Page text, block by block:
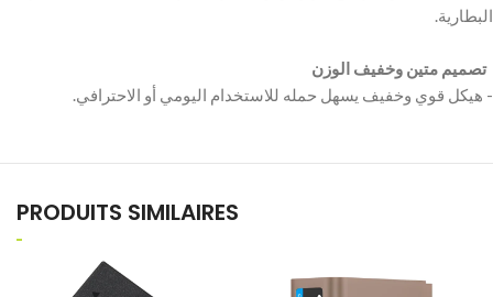
PRODUITS SIMILAIRES